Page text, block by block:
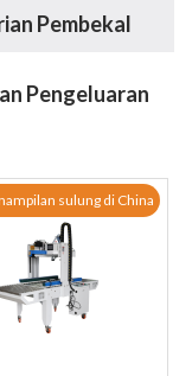
Pembekal
Pengeluaran
sulung di China